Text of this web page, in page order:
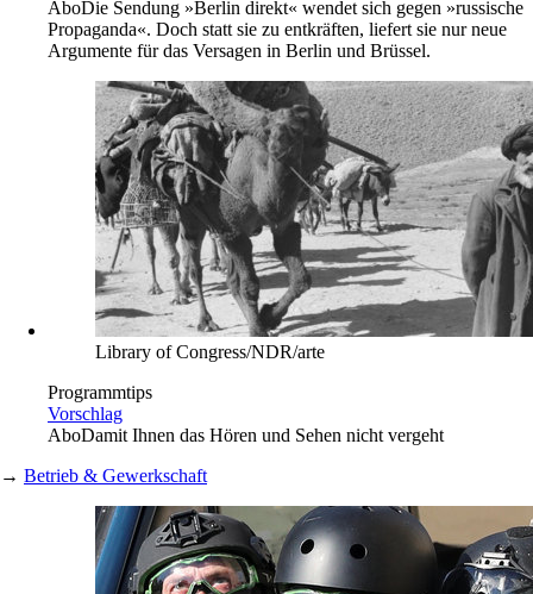
AboDie Sendung »Berlin direkt« wendet sich gegen »russische
Propaganda«. Doch statt sie zu entkräften, liefert sie nur neue
Argumente für das Versagen in Berlin und Brüssel.
Library of Congress/NDR/arte
Programmtips
Vorschlag
AboDamit Ihnen das Hören und Sehen nicht vergeht
→ Betrieb & Gewerkschaft